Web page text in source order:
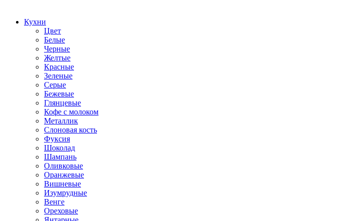
Кухни
Цвет
Белые
Черные
Желтые
Красные
Зеленые
Серые
Бежевые
Глянцевые
Кофе с молоком
Металлик
Слоновая кость
Фуксия
Шоколад
Шампань
Оливковые
Оранжевые
Вишневые
Изумрудные
Венге
Ореховые